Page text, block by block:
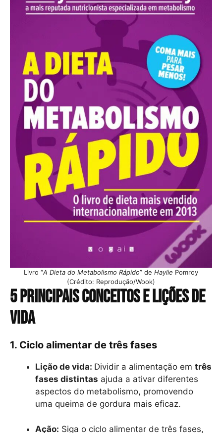
Livro “A Dieta do Metabolismo Rápido” de Haylie Pomroy
(Crédito: Reprodução/Wook)
5 principais conceitos e lições de
vida
1. Ciclo alimentar de três fases
Lição de vida: Dividir a alimentação em três
fases distintas ajuda a ativar diferentes
aspectos do metabolismo, promovendo
uma queima de gordura mais eficaz.
Ação: Siga o ciclo alimentar de três fases,